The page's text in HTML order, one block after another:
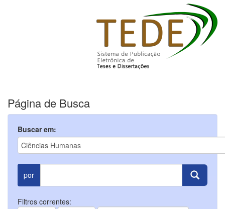
Página de Busca
Buscar em:
por
Filtros correntes: